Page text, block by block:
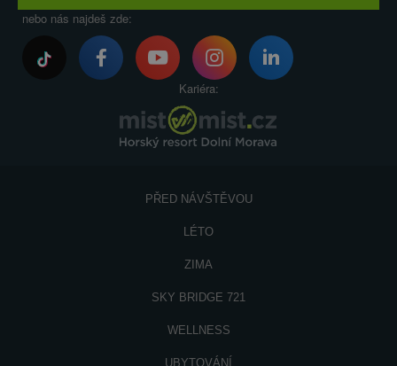
nebo nás najdeš zde:
Kariéra:
PŘED NÁVŠTĚVOU
LÉTO
ZIMA
SKY BRIDGE 721
WELLNESS
UBYTOVÁNÍ